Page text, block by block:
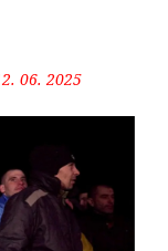
06. 2025